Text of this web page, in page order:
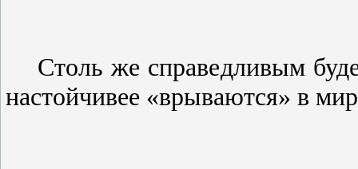
Столь же справедливым
настойчивее «врываются» в